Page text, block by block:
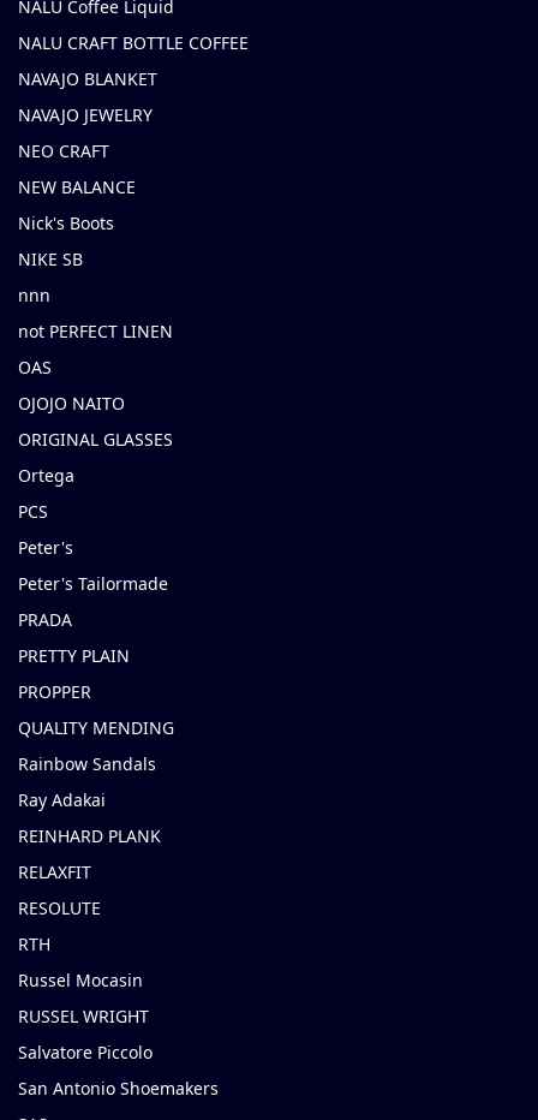
NALU Coffee Liquid
NALU CRAFT BOTTLE COFFEE
NAVAJO BLANKET
NAVAJO JEWELRY
NEO CRAFT
NEW BALANCE
Nick's Boots
NIKE SB
nnn
not PERFECT LINEN
OAS
OJOJO NAITO
ORIGINAL GLASSES
Ortega
PCS
Peter's
Peter's Tailormade
PRADA
PRETTY PLAIN
PROPPER
QUALITY MENDING
Rainbow Sandals
Ray Adakai
REINHARD PLANK
RELAXFIT
RESOLUTE
RTH
Russel Mocasin
RUSSEL WRIGHT
Salvatore Piccolo
San Antonio Shoemakers